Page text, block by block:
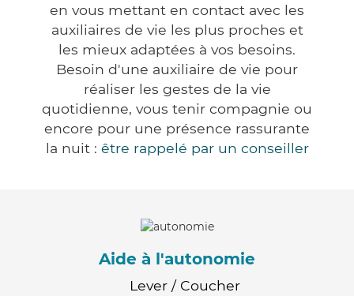
en vous mettant en contact avec les
auxiliaires de vie les plus proches et
les mieux adaptées à vos besoins.
Besoin d'une auxiliaire de vie pour
réaliser les gestes de la vie
quotidienne, vous tenir compagnie ou
encore pour une présence rassurante
la nuit : être rappelé par un conseiller
Aide à l'autonomie
Lever / Coucher